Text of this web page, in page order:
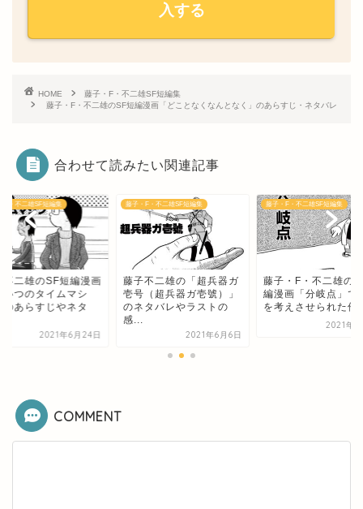
入する
HOME
藤子・F・不二雄SF短編集
藤子・F・不二雄のSF短編漫画「どことなくなんとなく」のあらすじ・ネタバレ
合わせて読みたい関連記事
F・不二雄SF短編集
不二雄のSF短編漫画
いつのタイムマシ
のあらすじやネタ
2021年6月24日
藤子・F・不二雄SF短編集
藤子不二雄の「超兵器ガ
壱号（超兵器ガ壱號）」
のネタバレやラストの
感...
2021年6月6日
藤子・F・不二雄SF短編集
藤子・F・不二雄の
編漫画「分岐点」で
を考えさせられた件
2021年3
COMMENT